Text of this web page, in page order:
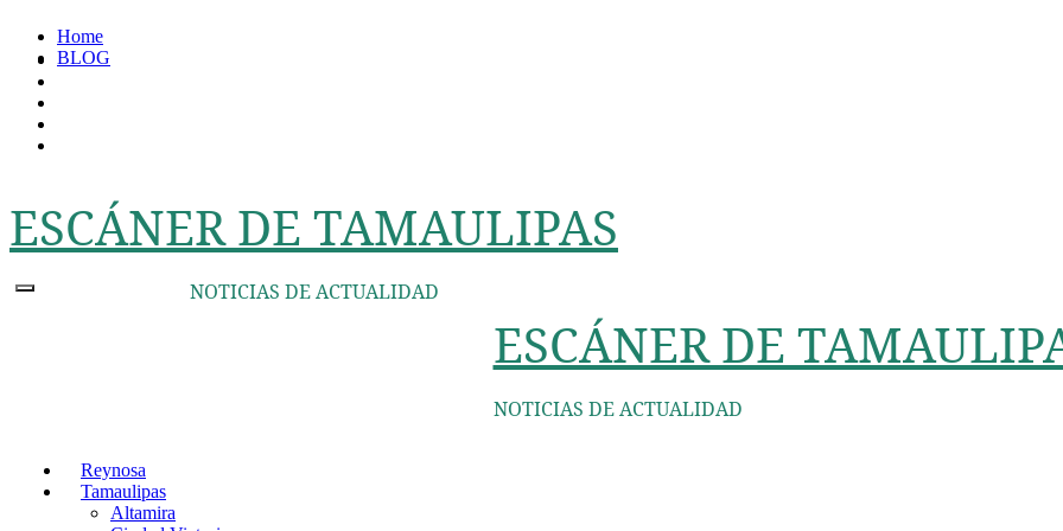
contenido
Home
BLOG
ESCÁNER DE TAMAULIPAS
NOTICIAS DE ACTUALIDAD
ESCÁNER DE
NOTICIAS DE ACTUALIDAD
Reynosa
Tamaulipas
Altamira